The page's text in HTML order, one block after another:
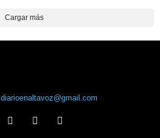
Cargar más
diarioenaltavoz@gmail.com